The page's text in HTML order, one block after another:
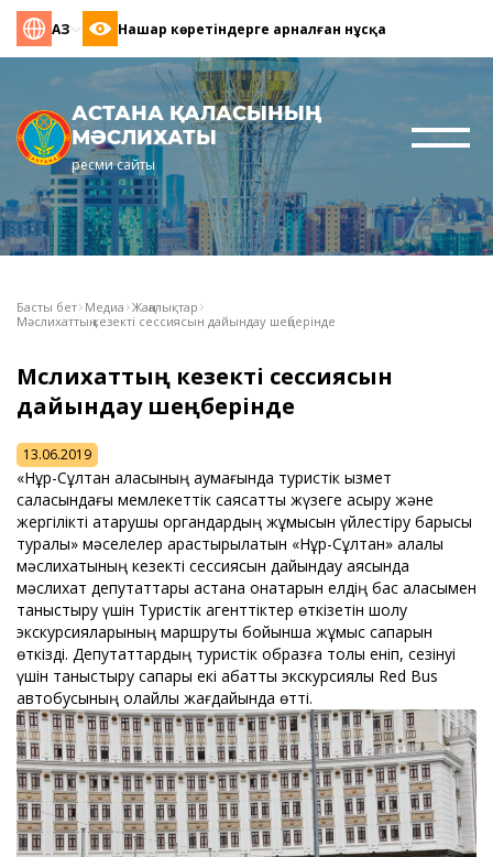
ҚАЗ Нашар көретіндерге арналған нұсқа
АСТАНА ҚАЛАСЫНЫҢ
МӘСЛИХАТЫ
ресми сайты
Басты бет Медиа Жаңалықтар
Мәслихаттың кезекті сессиясын дайындау шеңберінде
Мәслихаттың кезекті сессиясын
дайындау шеңберінде
13.06.2019
«Нұр-Сұлтан қаласының аумағында туристік қызмет
саласындағы мемлекеттік саясатты жүзеге асыру және
жергілікті атқарушы органдардың жұмысын үйлестіру барысы
туралы» мәселелер қарастырылатын «Нұр-Сұлтан» қалалық
мәслихатының кезекті сессиясын дайындау аясында
мәслихат депутаттары астана қонақтарын елдің бас қаласымен
таныстыру үшін Туристік агенттіктер өткізетін шолу
экскурсияларының маршруты бойынша жұмыс сапарын
өткізді. Депутаттардың туристік образға толық еніп, сезінуі
үшін таныстыру сапары екі қабатты экскурсиялық Red Bus
автобусының қолайлы жағдайында өтті.